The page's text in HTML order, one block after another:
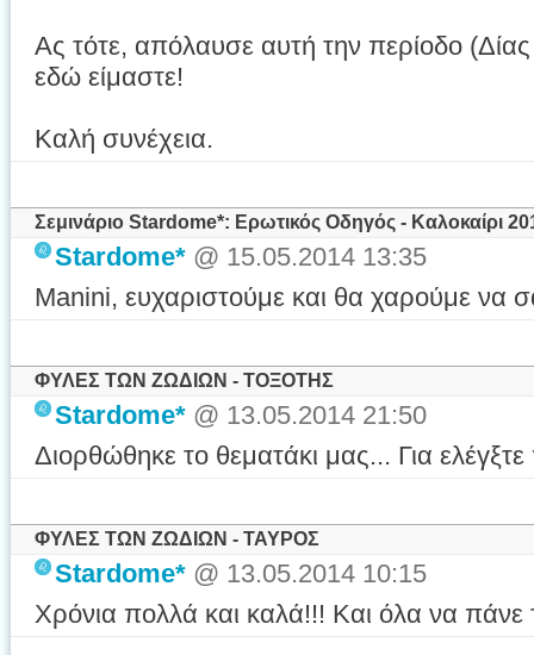
Ας τότε, απόλαυσε αυτή την περίοδο
εδώ είμαστε!
Καλή συνέχεια.
Σεμινάριο Stardome*: Ερωτικός Οδηγός - Καλοκαίρι
Stardome* @ 15.05.2014 13:35
Manini, ευχαριστούμε και θα χαρούμε να
ΦΥΛΕΣ ΤΩΝ ΖΩΔΙΩΝ - ΤΟΞΟΤΗΣ
Stardome* @ 13.05.2014 21:50
Διορθώθηκε το θεματάκι μας... Για
ΦΥΛΕΣ ΤΩΝ ΖΩΔΙΩΝ - ΤΑΥΡΟΣ
Stardome* @ 13.05.2014 10:15
Χρόνια πολλά και καλά!!! Και όλα να πάνε